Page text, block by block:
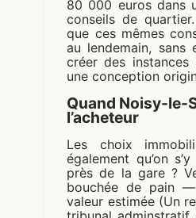
80 000 euros dans
conseils de
que ces mêmes
au lendemain,
créer des instances
une conception
Quand Noisy-le-
l’acheteur
Les choix
également qu’on
près de la gare ?
bouchée de pain
valeur estimée (Un